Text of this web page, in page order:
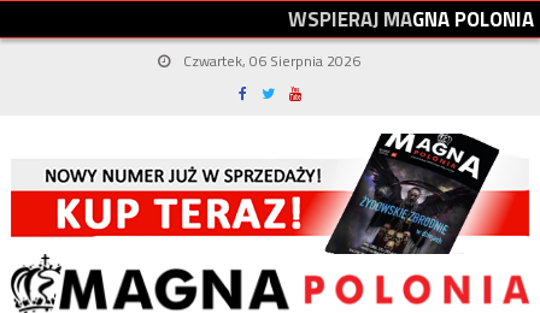
WSPIERAJMAGNAPOLONIA
Czwartek, 06 Sierpnia 2026